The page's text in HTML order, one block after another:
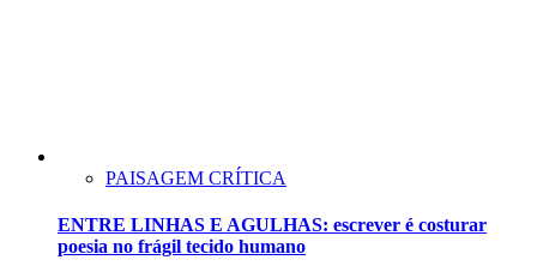
PAISAGEM CRÍTICA
ENTRE LINHAS E AGULHAS: escrever é costurar
poesia no frágil tecido humano